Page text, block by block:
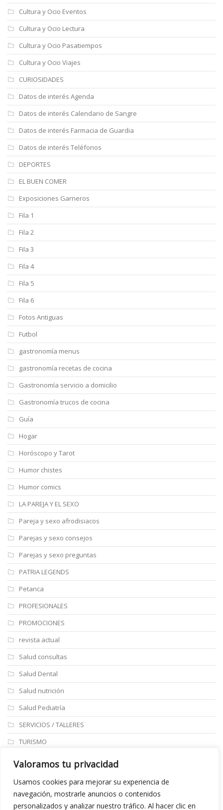
Valoramos tu privacidad
Usamos cookies para mejorar su experiencia de
navegación, mostrarle anuncios o contenidos
personalizados y analizar nuestro tráfico. Al hacer clic en
Cultura y Ocio Eventos
Cultura y Ocio Lectura
Cultura y Ocio Pasatiempos
Cultura y Ocio Viajes
CURIOSIDADES
Datos de interés Agenda
Datos de interés Calendario de Sangre
Datos de interés Farmacia de Guardia
Datos de interés Teléfonos
DEPORTES
EL BUEN COMER
Exposiciones Garneros
Fila 1
Fila 2
Fila 3
Fila 4
Fila 5
Fila 6
Fotos Antiguas
Futbol
gastronomía menus
gastronomía recetas de cocina
Gastronomía servicio a domicilio
Gastronomía trucos de cocina
Guía
Hogar
Horóscopo y Tarot
Humor chistes
Humor comics
LA PAREJA Y EL SEXO
Pareja y sexo afrodisiacos
Parejas y sexo consejos
Parejas y sexo preguntas
PATRIA LEGENDS
Petanca
PROFESIONALES
PROMOCIONES
revista actual
Salud consultas
Salud Dental
Salud nutrición
Salud Pediatría
SERVICIOS / TALLERES
TURISMO
ULTIMAS NOTICIAS
Aviso legal